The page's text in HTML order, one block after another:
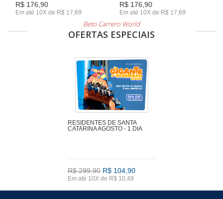
R$ 176,90
Em até 10X de R$ 17,69
R$ 176,90
Em até 10X de R$ 17,69
Beto Carrero World
OFERTAS ESPECIAIS
RESIDENTES DE SANTA
CATARINA AGOSTO - 1 DIA
R$ 299,90 R$ 104,90
Em até 10X de R$ 10,49